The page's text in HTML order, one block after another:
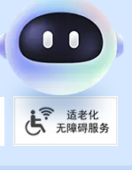
路67号 政务服务便